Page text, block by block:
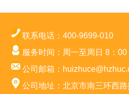
联系电话：400-9699-010
服务时间：周一至周日 8：00
公司邮箱：
公司地址：北京市南三环西